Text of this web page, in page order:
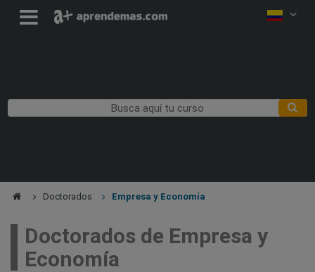
Doctorados Empresa y Economía
Doctorados de Empresa y
Economía